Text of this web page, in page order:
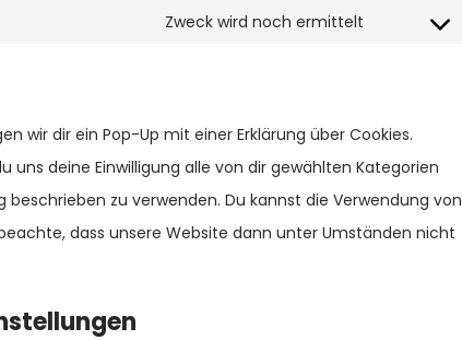
elementor
Zweck wird noch ermittelt
Consent
sonstiges
wir dir ein Pop-Up mit einer Erklärung über Cookies.
uns deine Einwilligung alle von dir gewählten Kategorien
beschrieben zu verwenden. Du kannst die Verwendung von
dass unsere Website dann unter Umständen nicht